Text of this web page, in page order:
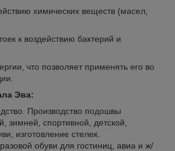
химических веществ (масел,
к воздействию бактерий и
что позволяет применять его во
Эва:
Производство подошвы
зимней, спортивной, детской,
изготовление стелек.
обуви для гостиниц, авиа и ж/